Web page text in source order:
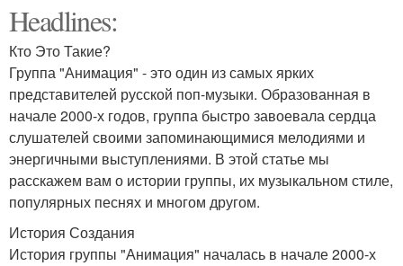
Headlines:
Кто Это Такие?
Группа "Анимация" - это один из самых ярких
представителей русской поп-музыки. Образованная в
начале 2000-х годов, группа быстро завоевала сердца
слушателей своими запоминающимися мелодиями и
энергичными выступлениями. В этой статье мы
расскажем вам о истории группы, их музыкальном стиле,
популярных песнях и многом другом.
История Создания
История группы "Анимация" началась в начале 2000-х